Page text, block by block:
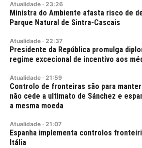
Atualidade · 23:26
Ministra do Ambiente afasta risco de
Parque Natural de Sintra-Cascais
Atualidade · 22:37
Presidente da República promulga
regime excecional de incentivo aos
Atualidade · 21:59
Controlo de fronteiras são para
não cede a ultimato de Sánchez e
a mesma moeda
Atualidade · 21:07
Espanha implementa controlos
Itália